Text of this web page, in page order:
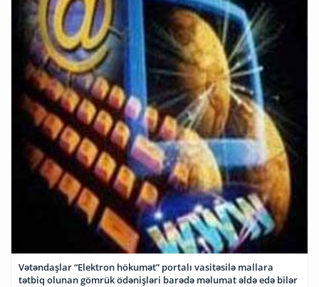
Vətəndaşlar “Elektron hökumət” portalı vasitəsilə mallara
tətbiq olunan gömrük ödənişləri barədə məlumat əldə edə bilər